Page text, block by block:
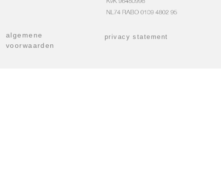
algemene
voorwaarden
privacy statement